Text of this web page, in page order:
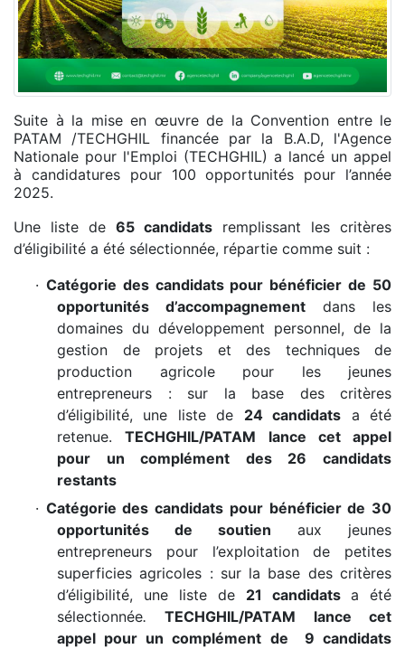
Suite à la mise en œuvre de la Convention entre le
PATAM /TECHGHIL financée par la B.A.D, l'Agence
Nationale pour l'Emploi (TECHGHIL) a lancé un appel
à candidatures pour 100 opportunités pour l’année
2025.
Une liste de 65 candidats remplissant les critères
d’éligibilité a été sélectionnée, répartie comme suit :
· Catégorie des candidats pour bénéficier de 50
opportunités d’accompagnement dans les
domaines du développement personnel, de la
gestion de projets et des techniques de
production agricole pour les jeunes
entrepreneurs : sur la base des critères
d’éligibilité, une liste de 24 candidats a été
retenue.TECHGHIL/PATAM lance cet appel
pour un complément des 26 candidats
restants
· Catégorie des candidats pour bénéficier de 30
opportunités de soutien aux jeunes
entrepreneurs pour l’exploitation de petites
superficies agricoles : sur la base des critères
d’éligibilité, une liste de 21 candidats a été
sélectionnée. TECHGHIL/PATAM lance cet
appel pour un complément de 9 candidats